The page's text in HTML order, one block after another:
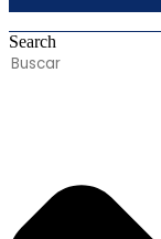
Search